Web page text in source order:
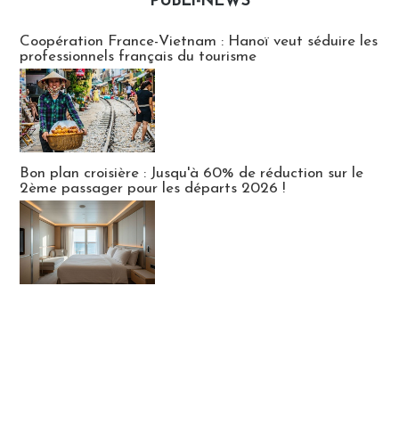
Coopération France-Vietnam : Hanoï veut séduire les
professionnels français du tourisme
Bon plan croisière : Jusqu'à 60% de réduction sur le
2ème passager pour les départs 2026 !